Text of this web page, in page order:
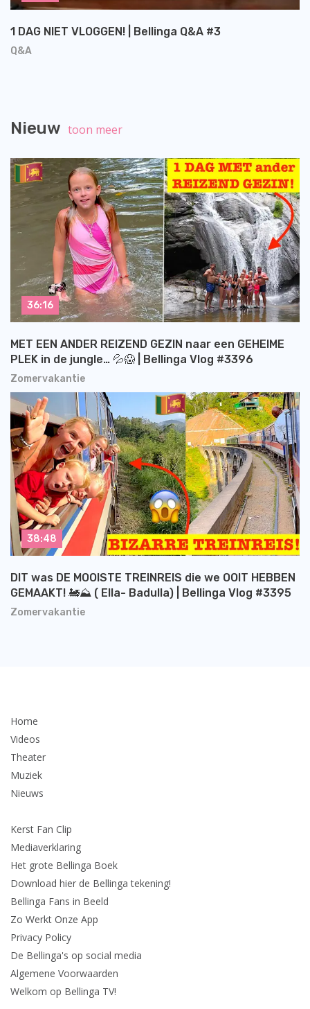
Q&A
1 DAG NIET VLOGGEN! | Bellinga Q&A #3
Nieuw toon meer
Zomervakantie
MET EEN ANDER REIZEND GEZIN naar een GEHEIME
PLEK in de jungle… 💦😱 | Bellinga Vlog #3396
36:16
Zomervakantie
DIT was DE MOOISTE TREINREIS die we OOIT HEBBEN
GEMAAKT! 🚂⛰️ ( Ella- Badulla) | Bellinga Vlog #3395
38:48
Home
Videos
Theater
Muziek
Nieuws
Kerst Fan Clip
Mediaverklaring
Het grote Bellinga Boek
Download hier de Bellinga tekening!
Bellinga Fans in Beeld
Zo Werkt Onze App
Privacy Policy
De Bellinga's op social media
Algemene Voorwaarden
Welkom op Bellinga TV!